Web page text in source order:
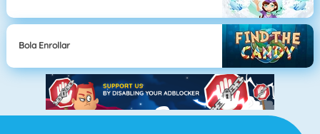
Bola Enrollar